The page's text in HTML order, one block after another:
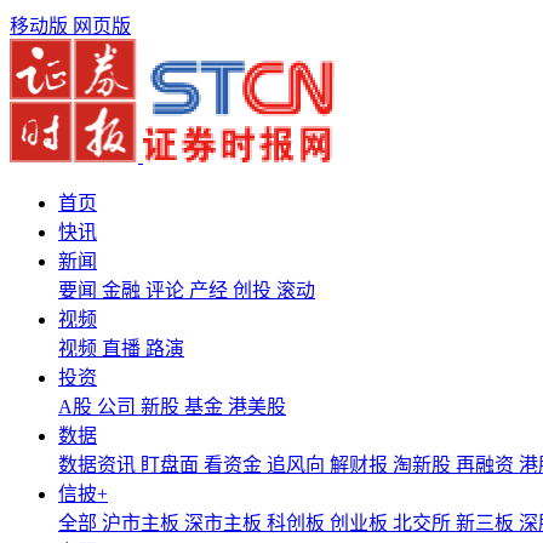
移动版 网页版
首页
快讯
新闻
要闻 金融 评论 产经 创投 滚动
视频
视频 直播 路演
投资
A股 公司 新股 基金 港美股
数据
数据资讯 盯盘面 看资金 追风向 解财报 淘新股 再融资 港
信披+
全部 沪市主板 深市主板 科创板 创业板 北交所 新三板 深